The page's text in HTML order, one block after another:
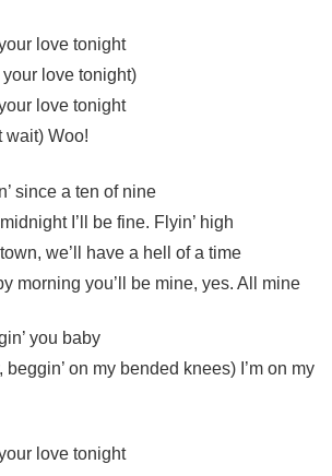
love tonight
your love tonight)
love tonight
wait) Woo!
since a ten of nine
I’ll be fine. Flyin’ high
we’ll have a hell of a time
morning you’ll be mine, yes. All mine
you baby
beggin’ on my bended knees) I’m on my
love tonight